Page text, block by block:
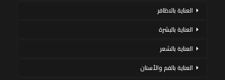
العناية بالاظافر
العناية بالبشرة
العناية بالشعر
العناية بالفم والأسنان